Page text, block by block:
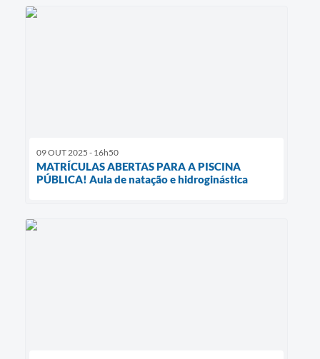
09 OUT 2025 - 16h50
MATRÍCULAS ABERTAS PARA A PISCINA
PÚBLICA! Aula de natação e hidroginástica